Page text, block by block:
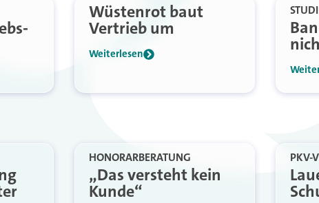
Wüstenrot baut
Vertrieb um
Weiterlesen
HONORARBERATUNG
„Das versteht kein
Kunde“
PKV-